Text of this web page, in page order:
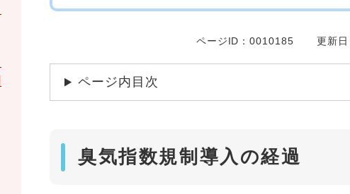
ページID：0010185 更新
ページ内目次
臭気指数規制導入の経過